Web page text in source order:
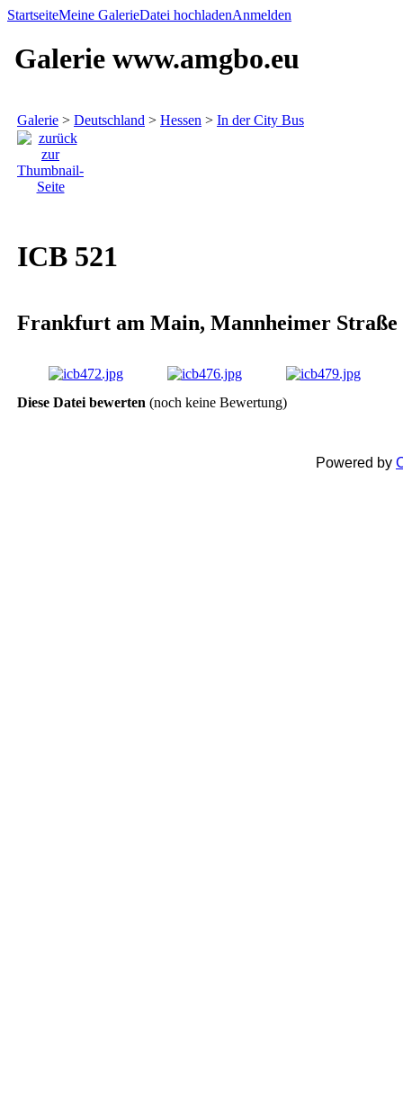
StartseiteMeine GalerieDatei hochladenAnmelden
Galerie www.amgbo.eu
Galerie > Deutschland > Hessen > In der City Bus
ICB 521
Frankfurt am Main, Mannheimer Straße
Diese Datei bewerten (noch keine Bewertung)
Powered by